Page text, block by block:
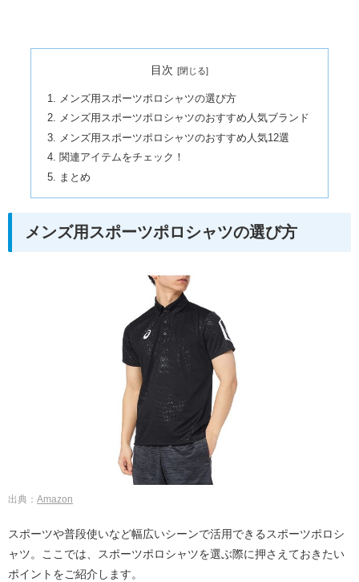
目次
メンズ用スポーツポロシャツの選び方
メンズ用スポーツポロシャツのおすすめ人気ブランド
メンズ用スポーツポロシャツのおすすめ人気12選
関連アイテムをチェック！
まとめ
メンズ用スポーツポロシャツの選び方
出典： Amazon
スポーツや普段使いなど幅広いシーンで活用できるスポーツポロシ
ャツ。ここでは、スポーツポロシャツを選ぶ際に押さえておきたい
ポイントをご紹介します。